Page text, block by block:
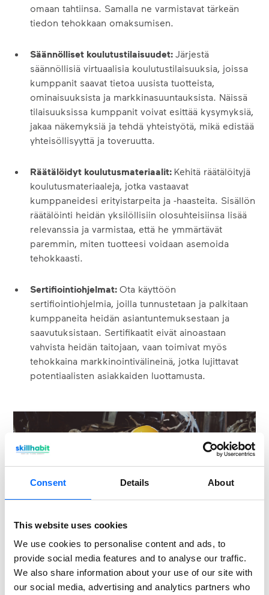
Consent Details About
This website uses cookies
We use cookies to personalise content and ads, to
provide social media features and to analyse our traffic.
We also share information about your use of our site with
our social media, advertising and analytics partners who
omaan tahtiinsa. Samalla ne varmistavat tärkeän
tiedon tehokkaan omaksumisen.
Säännölliset koulutustilaisuudet:Järjestä
säännöllisiä virtuaalisia koulutustilaisuuksia, joissa
kumppanit saavat tietoa uusista tuotteista,
ominaisuuksista ja markkinasuuntauksista. Näissä
tilaisuuksissa kumppanit voivat esittää kysymyksiä,
jakaa näkemyksiä ja tehdä yhteistyötä, mikä edistää
yhteisöllisyyttä ja toveruutta.
Räätälöidyt koulutusmateriaalit: Kehitä räätälöityjä
koulutusmateriaaleja, jotka vastaavat
kumppaneidesi erityistarpeita ja -haasteita. Sisällön
räätälöinti heidän yksilöllisiin olosuhteisiinsa lisää
relevanssia ja varmistaa, että he ymmärtävät
paremmin, miten tuotteesi voidaan asemoida
tehokkaasti.
Sertifiointiohjelmat:Ota käyttöön
sertifiointiohjelmia, joilla tunnustetaan ja palkitaan
kumppaneita heidän asiantuntemuksestaan ja
saavutuksistaan. Sertifikaatit eivät ainoastaan
vahvista heidän taitojaan, vaan toimivat myös
tehokkaina markkinointivälineinä, jotka lujittavat
potentiaalisten asiakkaiden luottamusta.